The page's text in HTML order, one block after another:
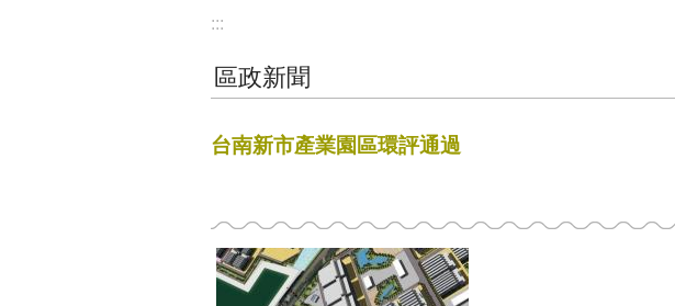
:::
區政新聞
台南新市產業園區環評通過